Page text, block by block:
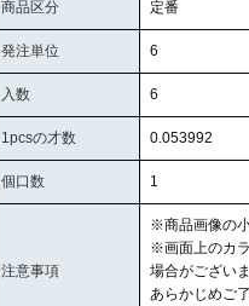
商品区分 定番
発注単位 6
入数 6
1pcsの才数 0.053992
個口数 1
注意事項
※商品画像の
※画面上のカ
場合がございま
あらかじめご